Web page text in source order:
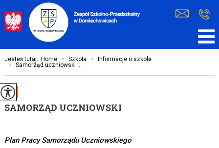
Jesteś tutaj: Home > Szkoła >
Informacje o szkole
>
Samorząd uczniowski ...
SAMORZĄD UCZNIOWSKI
Plan Pracy Samorządu Uczniowskiego